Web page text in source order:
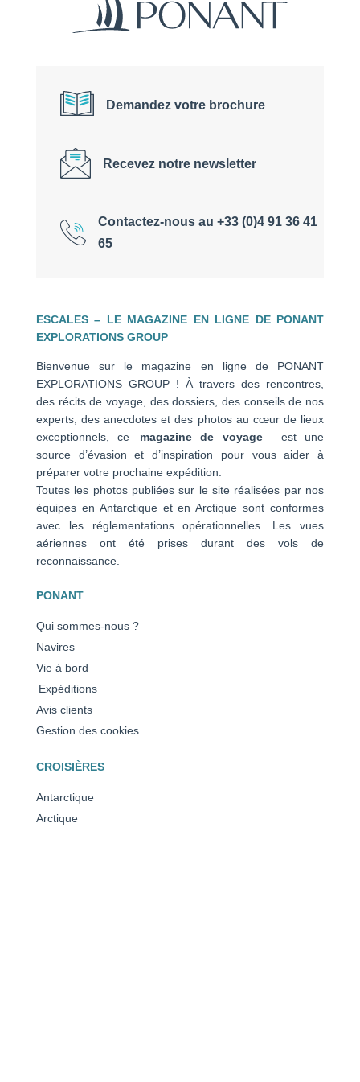
Demandez votre brochure
Recevez notre newsletter
Contactez-nous au +33 (0)4 91 36 41
65
ESCALES – LE MAGAZINE EN LIGNE DE PONANT
EXPLORATIONS GROUP
Bienvenue sur le magazine en ligne de PONANT
EXPLORATIONS GROUP ! À travers des rencontres,
des récits de voyage, des dossiers, des conseils de nos
experts, des anecdotes et des photos au cœur de lieux
exceptionnels, ce magazine de voyage
est une
source d’évasion et d’inspiration pour vous aider à
préparer votre prochaine expédition.
Toutes les photos publiées sur le site réalisées par nos
équipes en Antarctique et en Arctique sont conformes
avec les réglementations opérationnelles. Les vues
aériennes ont été prises durant des vols de
reconnaissance.
PONANT
Qui sommes-nous ?
Navires
Vie à bord
Expéditions
Avis clients
Gestion des cookies
CROISIÈRES
Antarctique
Arctique